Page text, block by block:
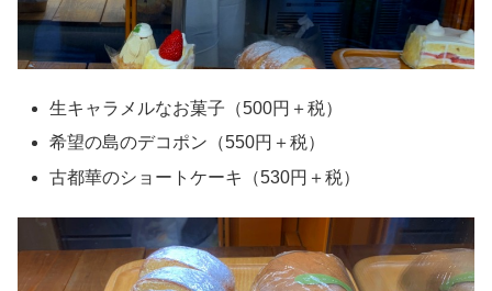
生キャラメルなお菓子（500円＋税）
希望の島のデコポン（550円＋税）
古都華のショートケーキ（530円＋税）